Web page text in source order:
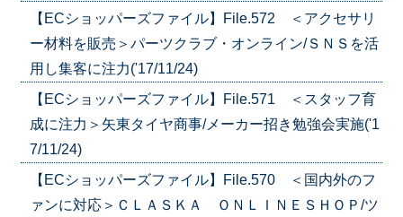
【ECショッパーズファイル】File.572 ＜アクセサリ
ー材料を販売＞パーツクラブ・オンライン/ＳＮＳを活
用し集客に注力('17/11/24)
【ECショッパーズファイル】File.571 ＜スタッフ育
成に注力＞矢東タイヤ商事/メーカー招き勉強会実施('1
7/11/24)
【ECショッパーズファイル】File.570 ＜国内外のフ
ァンに対応＞ＣＬＡＳＫＡ ＯＮＬＩＮＥＳＨＯＰ/ツ